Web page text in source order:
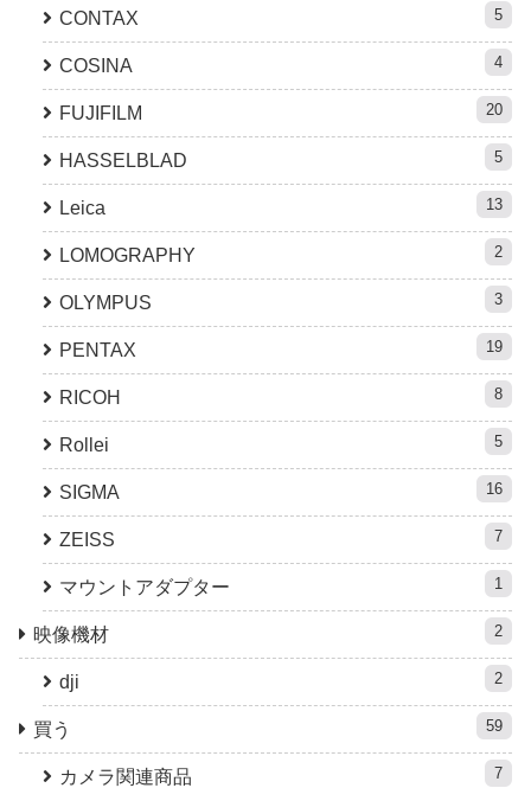
CONTAX 5
COSINA 4
FUJIFILM 20
HASSELBLAD 5
Leica 13
LOMOGRAPHY 2
OLYMPUS 3
PENTAX 19
RICOH 8
Rollei 5
SIGMA 16
ZEISS 7
マウントアダプター 1
映像機材 2
dji 2
買う 59
カメラ関連商品 7